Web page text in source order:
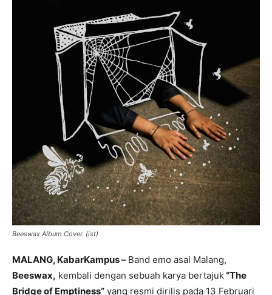
Beeswax Album Cover. (ist)
MALANG, KabarKampus – Band emo asal Malang,
Beeswax, kembali dengan sebuah karya bertajuk“The
Bridge of Emptiness” yang resmi dirilis pada 13 Februari